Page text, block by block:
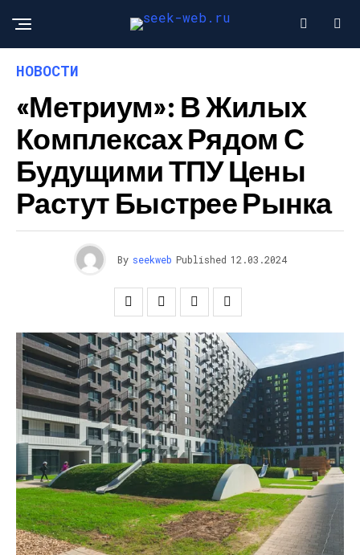
НОВОСТИ
«Метриум»: В Жилых
Комплексах Рядом С
Будущими ТПУ Цены
Растут Быстрее Рынка
By seekweb Published 12.03.2024